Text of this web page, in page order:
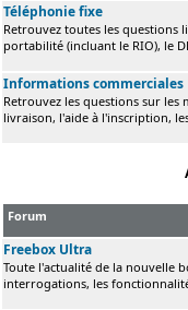
Téléphonie fixe
Retrouvez toutes les questions
portabilité (incluant le RIO), le
Informations commerciales
Retrouvez les questions sur
livraison, l'aide à l'inscription,
Forum
Freebox Ultra
Toute l'actualité de la nouvelle
interrogations, les